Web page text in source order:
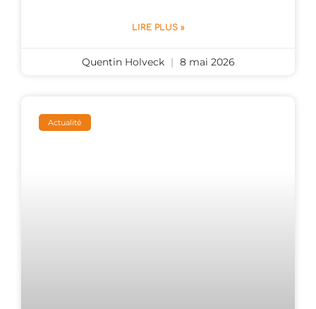
LIRE PLUS »
Quentin Holveck 8 mai 2026
Actualité